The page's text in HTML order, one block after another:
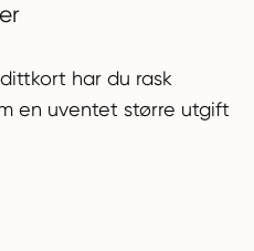
har du rask
en uventet større utgift